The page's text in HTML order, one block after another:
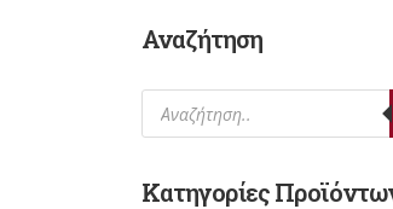
Αναζήτηση
Products search
Κατηγορίες